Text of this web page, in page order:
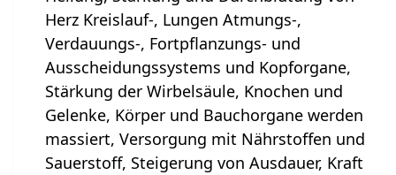
Herz Kreislauf-, Lungen Atmungs-,
Verdauungs-, Fortpflanzungs- und
Ausscheidungssystems und Kopforgane,
Stärkung der Wirbelsäule, Knochen und
Gelenke, Körper und Bauchorgane werden
massiert, Versorgung mit Nährstoffen und
Sauerstoff, Steigerung von Ausdauer, Kraft